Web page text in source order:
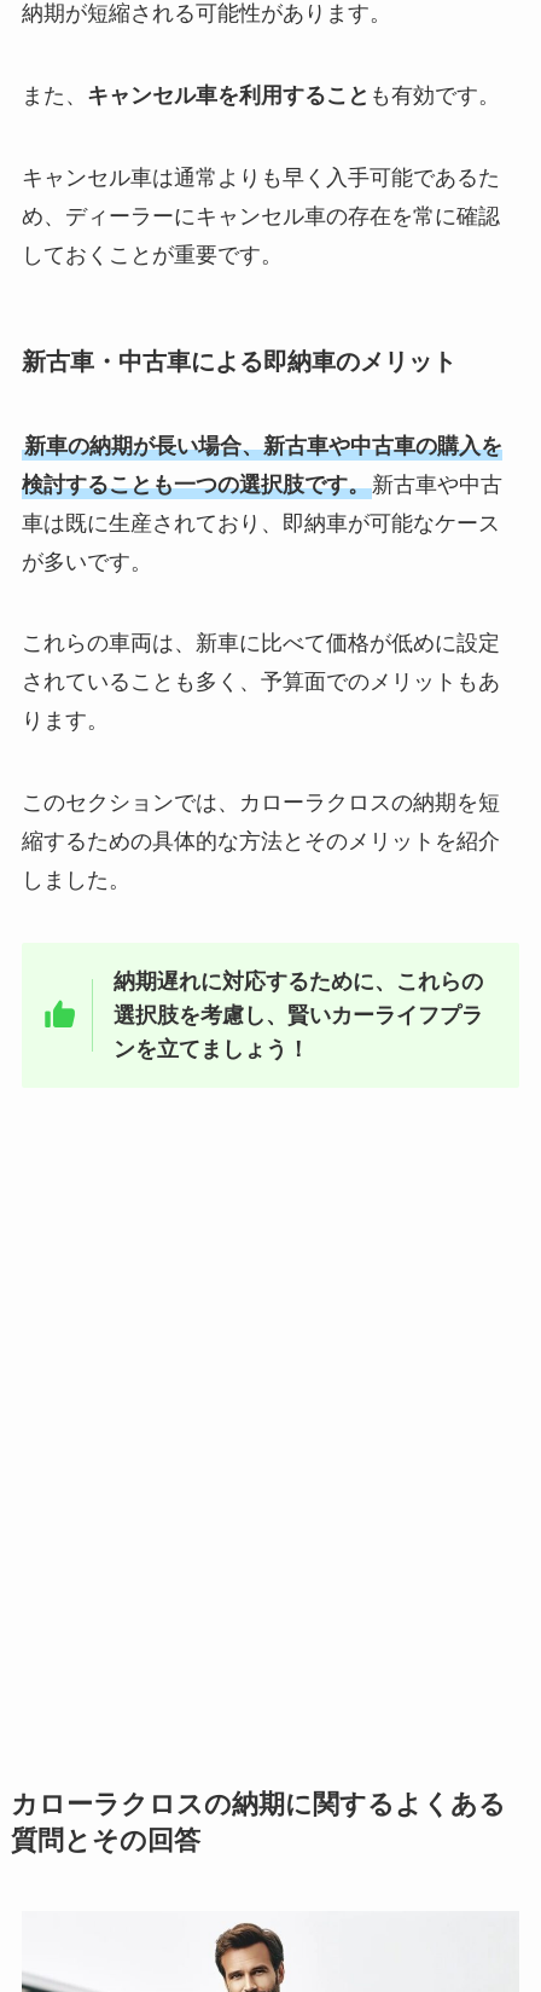
納期が短縮される可能性があります。
また、 キャンセル車を利用すること も有効です。
キャンセル車は通常よりも早く入手可能であるた
め、ディーラーにキャンセル車の存在を常に確認
しておくことが重要です。
新古車・中古車による即納車のメリット
新車の納期が長い場合、新古車や中古車の購入を
検討することも一つの選択肢です。新古車や中古
車は既に生産されており、即納車が可能なケース
が多いです。
これらの車両は、新車に比べて価格が低めに設定
されていることも多く、予算面でのメリットもあ
ります。
このセクションでは、カローラクロスの納期を短
縮するための具体的な方法とそのメリットを紹介
しました。
納期遅れに対応するために、これらの
選択肢を考慮し、賢いカーライフプラ
ンを立てましょう！
カローラクロスの納期に関するよくある
質問とその回答